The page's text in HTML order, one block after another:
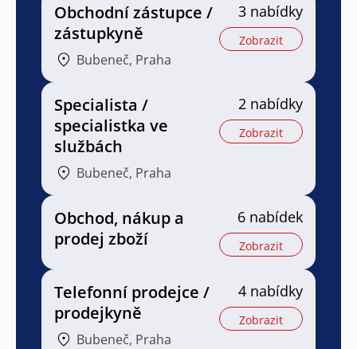
Obchodní zástupce /
zástupkyně
Bubeneč, Praha
3 nabídky
Zobrazit
Specialista /
specialistka ve
službách
Bubeneč, Praha
2 nabídky
Zobrazit
Obchod, nákup a
prodej zboží
6 nabídek
Zobrazit
Telefonní prodejce /
prodejkyně
Bubeneč, Praha
4 nabídky
Zobrazit